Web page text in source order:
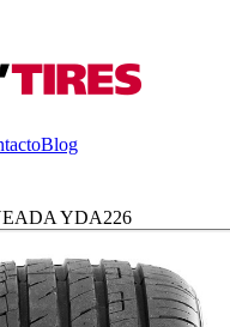
Blog
YDA226